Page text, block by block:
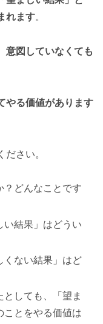
れます。
意図していなくても
やる価値があります
さい。
？どんなことです
い結果」はどうい
くない結果」はど
としても、「望ま
ことをやる価値は